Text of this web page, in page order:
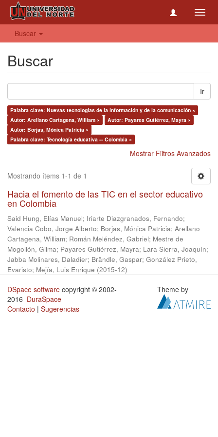
Buscar
Buscar
Ir
Palabra clave: Nuevas tecnologías de la información y de la comunicación ×
Autor: Arellano Cartagena, William ×
Autor: Payares Gutiérrez, Mayra ×
Autor: Borjas, Mónica Patricia ×
Palabra clave: Tecnología educativa -- Colombia ×
Mostrar Filtros Avanzados
Mostrando ítems 1-1 de 1
Hacia el fomento de las TIC en el sector educativo
en Colombia
Said Hung, Elías Manuel; Iriarte Diazgranados, Fernando;
Valencia Cobo, Jorge Alberto; Borjas, Mónica Patricia; Arellano
Cartagena, William; Román Meléndez, Gabriel; Mestre de
Mogollón, Gilma; Payares Gutiérrez, Mayra; Lara Sierra, Joaquín;
Jabba Molinares, Daladier; Brändle, Gaspar; González Prieto,
Evaristo; Mejía, Luis Enrique (2015-12)
DSpace software copyright © 2002-
2016 DuraSpace
Contacto | Sugerencias
Theme by